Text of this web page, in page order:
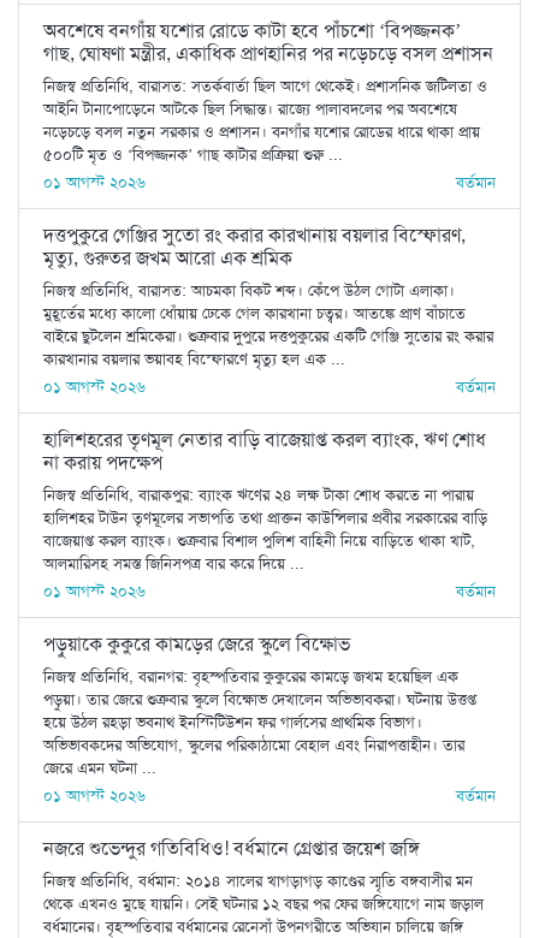
অবশেষে বনগাঁয় যশোর রোডে কাটা হবে পাঁচশো ‘বিপজ্জনক’
গাছ, ঘোষণা মন্ত্রীর, একাধিক প্রাণহানির পর নড়েচড়ে বসল প্রশাসন
নিজস্ব প্রতিনিধি, বারাসত: সতর্কবার্তা ছিল আগে থেকেই। প্রশাসনিক জটিলতা ও
আইনি টানাপোড়েনে আটকে ছিল সিদ্ধান্ত। রাজ্যে পালাবদলের পর অবশেষে
নড়েচড়ে বসল নতুন সরকার ও প্রশাসন। বনগাঁর যশোর রোডের ধারে থাকা প্রায়
৫০০টি মৃত ও ‘বিপজ্জনক’ গাছ কাটার প্রক্রিয়া শুরু ...
০১ আগস্ট ২০২৬
বর্তমান
দত্তপুকুরে গেঞ্জির সুতো রং করার কারখানায় বয়লার বিস্ফোরণ,
মৃত্যু, গুরুতর জখম আরো এক শ্রমিক
নিজস্ব প্রতিনিধি, বারাসত: আচমকা বিকট শব্দ। কেঁপে উঠল গোটা এলাকা।
মুহূর্তের মধ্যে কালো ধোঁয়ায় ঢেকে গেল কারখানা চত্বর। আতঙ্কে প্রাণ বাঁচাতে
বাইরে ছুটলেন শ্রমিকেরা। শুক্রবার দুপুরে দত্তপুকুরের একটি গেঞ্জি সুতোর রং করার
কারখানার বয়লার ভয়াবহ বিস্ফোরণে মৃত্যু হল এক ...
০১ আগস্ট ২০২৬
বর্তমান
হালিশহরের তৃণমূল নেতার বাড়ি বাজেয়াপ্ত করল ব্যাংক, ঋণ শোধ
না করায় পদক্ষেপ
নিজস্ব প্রতিনিধি, বারাকপুর: ব্যাংক ঋণের ২৪ লক্ষ টাকা শোধ করতে না পারায়
হালিশহর টাউন তৃণমূলের সভাপতি তথা প্রাক্তন কাউন্সিলার প্রবীর সরকারের বাড়ি
বাজেয়াপ্ত করল ব্যাংক। শুক্রবার বিশাল পুলিশ বাহিনী নিয়ে বাড়িতে থাকা খাট,
আলমারিসহ সমস্ত জিনিসপত্র বার করে দিয়ে ...
০১ আগস্ট ২০২৬
বর্তমান
পড়ুয়াকে কুকুরে কামড়ের জেরে স্কুলে বিক্ষোভ
নিজস্ব প্রতিনিধি, বরানগর: বৃহস্পতিবার কুকুরের কামড়ে জখম হয়েছিল এক
পড়ুয়া। তার জেরে শুক্রবার স্কুলে বিক্ষোভ দেখালেন অভিভাবকরা। ঘটনায় উত্তপ্ত
হয়ে উঠল রহড়া ভবনাথ ইনস্টিটিউশন ফর গার্লসের প্রাথমিক বিভাগ।
অভিভাবকদের অভিযোগ, স্কুলের পরিকাঠামো বেহাল এবং নিরাপত্তাহীন। তার
জেরে এমন ঘটনা ...
০১ আগস্ট ২০২৬
বর্তমান
নজরে শুভেন্দুর গতিবিধিও! বর্ধমানে গ্রেপ্তার জয়েশ জঙ্গি
নিজস্ব প্রতিনিধি, বর্ধমান: ২০১৪ সালের খাগড়াগড় কাণ্ডের স্মৃতি বঙ্গবাসীর মন
থেকে এখনও মুছে যায়নি। সেই ঘটনার ১২ বছর পর ফের জঙ্গিযোগে নাম জড়াল
বর্ধমানের। বৃহস্পতিবার বর্ধমানের রেনেসাঁ উপনগরীতে অভিযান চালিয়ে জঙ্গি